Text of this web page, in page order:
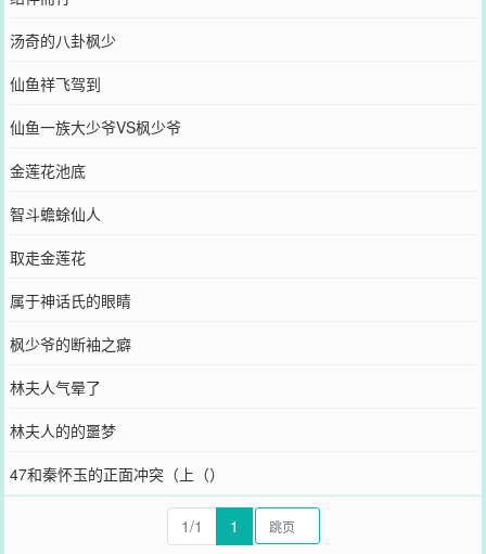
汤奇的八卦枫少
仙鱼祥飞驾到
仙鱼一族大少爷VS枫少爷
金莲花池底
智斗蟾蜍仙人
取走金莲花
属于神话氏的眼睛
枫少爷的断袖之癖
林夫人气晕了
林夫人的的噩梦
47和秦怀玉的正面冲突（上（）
1/1 1